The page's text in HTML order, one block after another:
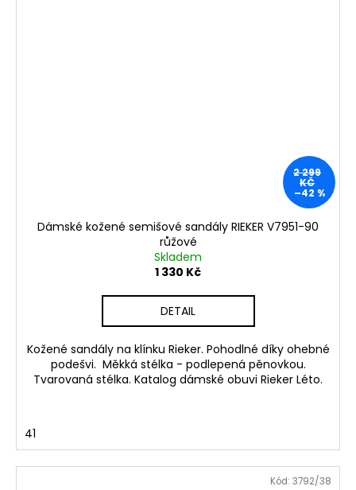
2 299
KČ
–42 %
Dámské kožené semišové sandály RIEKER V7951-90
růžové
Skladem
1 330 Kč
DETAIL
Kožené sandály na klínku Rieker. Pohodlné díky ohebné
podešvi. Měkká stélka - podlepená pěnovkou.
Tvarovaná stélka. Katalog dámské obuvi Rieker Léto.
41
Kód: 3792/38